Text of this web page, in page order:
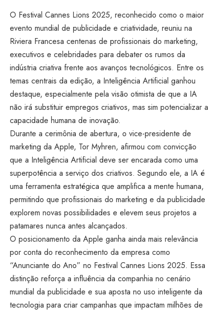
O Festival Cannes Lions 2025, reconhecido como o maior
evento mundial de publicidade e criatividade, reuniu na
Riviera Francesa centenas de profissionais do marketing,
executivos e celebridades para debater os rumos da
indústria criativa frente aos avanços tecnológicos. Entre os
temas centrais da edição, a Inteligência Artificial ganhou
destaque, especialmente pela visão otimista de que a IA
não irá substituir empregos criativos, mas sim potencializar a
capacidade humana de inovação.
Durante a cerimônia de abertura, o vice-presidente de
marketing da Apple, Tor Myhren, afirmou com convicção
que a Inteligência Artificial deve ser encarada como uma
superpotência a serviço dos criativos. Segundo ele, a IA é
uma ferramenta estratégica que amplifica a mente humana,
permitindo que profissionais do marketing e da publicidade
explorem novas possibilidades e elevem seus projetos a
patamares nunca antes alcançados.
O posicionamento da Apple ganha ainda mais relevância
por conta do reconhecimento da empresa como
“Anunciante do Ano” no Festival Cannes Lions 2025. Essa
distinção reforça a influência da companhia no cenário
mundial da publicidade e sua aposta no uso inteligente da
tecnologia para criar campanhas que impactam milhões de